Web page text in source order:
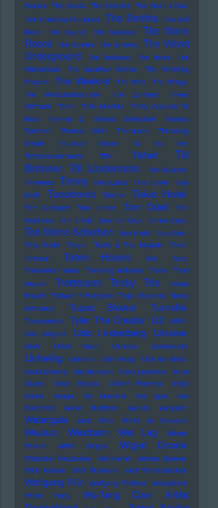
Routes The Seeds The Selecter The Sha La Das
The Smashing Pumpkins The Smiths The Soft
Moon
The Sound The Specials
The Stone
Roses
The Streets The Strokes
The Velvet
Underground
The Ventures The Verve
The
Walkabouts
The Weather Station
The Wedding
Present
The Weeknd The Who
The Wings
The Wirtschaftswunder
The Zombies
Thees
Uhlmann
Them Thilo Mischke
Thirty Seconds To
Mars
Thomas D Thomas Gottschalk
Thomas
Pynchon
Thomas Stein Thompson
Throbbing
Gristle
Thurston Moore
Tic Tac Toe
Tiefbasskommando TBK
Tikhet
Till
Brönner Till Lindemann
Tim Buckley
Timewarp Timmy Timo Lassy Tina Turner Toby
Keith
Tocotronic Tokens Tokio Hotel
Tom Gerhardt Tom Lehrer Tom Odell
Tom
Robinson Tom T. Hall Tom Tom Club Tommy Cash
Ton Steine Scherben Toni Krahl Tony Allen
Tony Krahl
Tony-L Toots & The Maytals
Torch
Tortoise
Toten Hosen Toto
Toya
Transvision Vamp
Traveling Wilburys Travis
Trent
Reznor
Trettmann Tricky Trio
Tristan
Brusch Tristwch Y Fenywod Trojan Records Tunde
Adebimpe
Tupac Shakur Turnstile
Tuxedomoon Tyler The Creator U2
UB40
Udo Jürgens
Udo Lindenberg Ukraine
UKW Ulrich Tukur Ultravox Underworld
Unheilig Unionen Uriah Heep
USA for Africa
Uschi Brüning Van Morrison Vicky Leandros Vince
Clarke
Vince Staples Violent Femmes
Virgin
Steele
Visage Viv Albertine Von Spar
Von
Südenfed
Walker Brothers Wanda Warpaint
Watergate Web Web Weird Al Yankovic
WeJazz Westbam Wet Leg
Wham
Wham!
White Stripes Wiglaf Droste
Wildecker Herzbuben Will Ferrell
William Shatner
Willie Nelson
Wolf Biermann Wolf Wondratschek
Wolfgang Flür Wolfgang Zechner
Woodstock
World Party
Wu-Tang Clan
X-Mal